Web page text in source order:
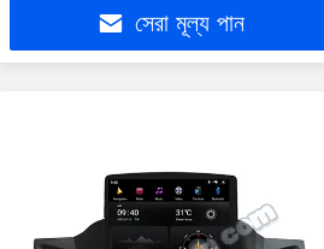
সেরা মূল্য পান